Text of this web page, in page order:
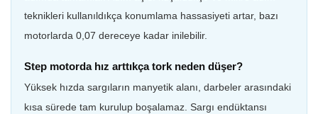
teknikleri kullanıldıkça konumlama hassasiyeti artar, bazı
motorlarda 0,07 dereceye kadar inilebilir.
Step motorda hız arttıkça tork neden düşer?
Yüksek hızda sargıların manyetik alanı, darbeler arasındaki
kısa sürede tam kurulup boşalamaz. Sargı endüktansı